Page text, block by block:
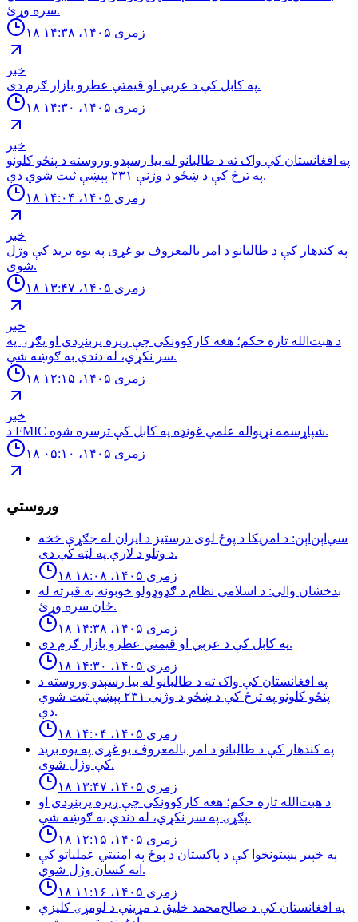
سره وړئ.
۱۸ زمری ۱۴۰۵، ۱۴:۳۸
خبر
په كابل كې د عربي او قيمتي عطرو بازار ګرم دى.
۱۸ زمری ۱۴۰۵، ۱۴:۳۰
خبر
په افغانستان کې واک ته د طالبانو له بیا رسېدو وروسته د پنځو کلونو
په ترڅ کې د ښځو د وژنې ۲۳۱ پېښې ثبت شوي دي.
۱۸ زمری ۱۴۰۵، ۱۴:۰۴
خبر
په کندهار کې د طالبانو د امر بالمعروف یو غړی په یوه برید کې وژل
شوی.
۱۸ زمری ۱۴۰۵، ۱۳:۴۷
خبر
د هبت‌الله تازه حکم؛ هغه کارکوونکي چې ږیره پرېنږدي او پګړۍ په
سر نکړي، له دندې به ګوښه شي.
۱۸ زمری ۱۴۰۵، ۱۲:۱۵
خبر
د FMIC شپاړسمه نړیواله علمي غونډه په کابل کې ترسره شوه.
۱۸ زمری ۱۴۰۵، ۰۵:۱۰
وروستي
سي‌اېن‌اېن: د امریکا د پوځ لوی درستیز د ایران له جګړې څخه
د وتلو د لارې په لټه کې دی.
۱۸ زمری ۱۴۰۵، ۱۸:۰۸
بدخشان والي: د اسلامي نظام د ګډوډولو خوبونه به قبرته له
ځان سره وړئ.
۱۸ زمری ۱۴۰۵، ۱۴:۳۸
په كابل كې د عربي او قيمتي عطرو بازار ګرم دى.
۱۸ زمری ۱۴۰۵، ۱۴:۳۰
په افغانستان کې واک ته د طالبانو له بیا رسېدو وروسته د
پنځو کلونو په ترڅ کې د ښځو د وژنې ۲۳۱ پېښې ثبت شوي
دي.
۱۸ زمری ۱۴۰۵، ۱۴:۰۴
په کندهار کې د طالبانو د امر بالمعروف یو غړی په یوه برید
کې وژل شوی.
۱۸ زمری ۱۴۰۵، ۱۳:۴۷
د هبت‌الله تازه حکم؛ هغه کارکوونکي چې ږیره پرېنږدي او
پګړۍ په سر نکړي، له دندې به ګوښه شي.
۱۸ زمری ۱۴۰۵، ۱۲:۱۵
په خېبر پښتونخوا کې د پاکستان د پوځ په امنیتي عملیاتو کې
اته کسان وژل شوي.
۱۸ زمری ۱۴۰۵، ۱۱:۱۶
په افغانستان کې د صالح‌محمد خلیق د مړینې د لومړۍ کلیزې